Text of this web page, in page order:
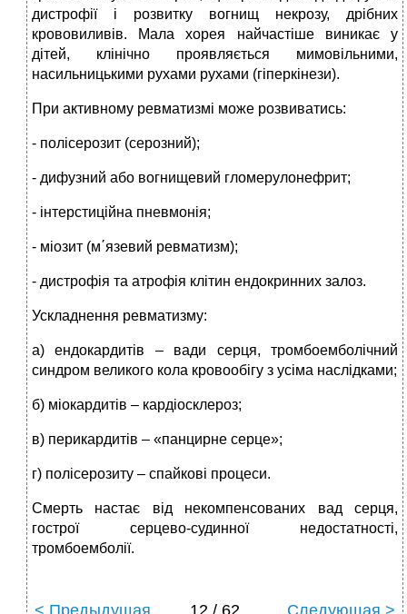
дистрофії і розвитку вогнищ некрозу, дрібних
крововиливів. Мала хорея найчастіше виникає у
дітей, клінічно проявляється мимовільними,
насильницькими рухами рухами (гіперкінези).
При активному ревматизмі може розвиватись:
- полісерозит (серозний);
- дифузний або вогнищевий гломерулонефрит;
- інтерстиційна пневмонія;
- міозит (м΄язевий ревматизм);
- дистрофія та атрофія клітин ендокринних залоз.
Ускладнення ревматизму:
а) ендокардитів – вади серця, тромбоемболічний
синдром великого кола кровообігу з усіма наслідками;
б) міокардитів – кардіосклероз;
в) перикардитів – «панцирне серце»;
г) полісерозиту – спайкові процеси.
Смерть настає від некомпенсованих вад серця,
гострої серцево-судинної недостатності,
тромбоемболії.